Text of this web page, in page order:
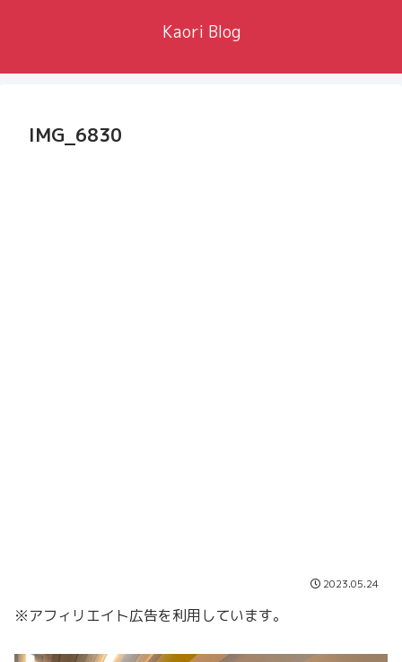
Kaori Blog
IMG_6830
2023.05.24
※アフィリエイト広告を利用しています。